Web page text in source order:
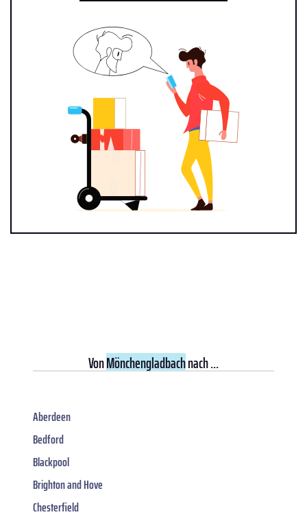
VonMönchengladbachnach ...
Aberdeen
Bedford
Blackpool
Brighton and Hove
Chesterfield